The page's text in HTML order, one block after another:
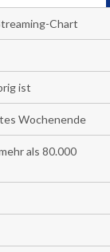
Chart
ist
Wochenende
als 80.000